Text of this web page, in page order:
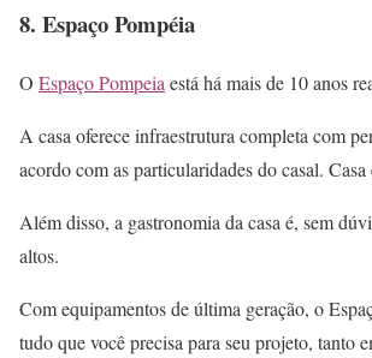
8. Espaço Pompéia
O Espaço Pompeia está há mais de 10 anos
A casa oferece infraestrutura completa com
acordo com as particularidades do casal.
Além disso, a gastronomia da casa é, sem
altos.
Com equipamentos de última geração, o
tudo que você precisa para seu projeto, tanto